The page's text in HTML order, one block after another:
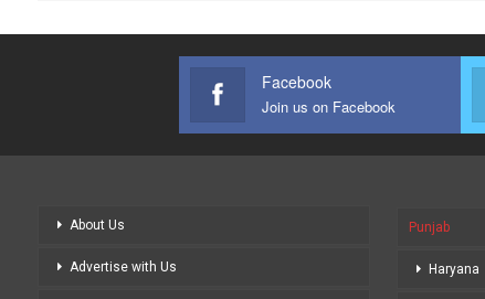
Facebook
Join us on Facebook
About Us
Advertise with Us
Punjab
Haryana